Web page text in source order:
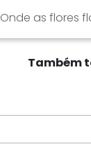
Onde as flores
Também